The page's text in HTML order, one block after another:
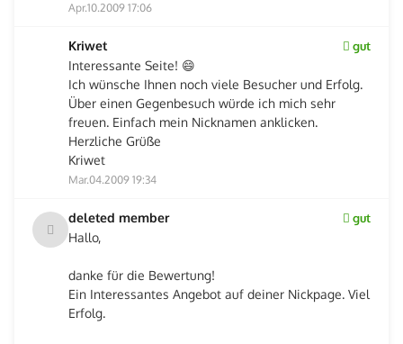
Apr.10.2009 17:06
Kriwet gut
Interessante Seite! 😄
Ich wünsche Ihnen noch viele Besucher und Erfolg.
Über einen Gegenbesuch würde ich mich sehr
freuen. Einfach mein Nicknamen anklicken.
Herzliche Grüße
Kriwet
Mar.04.2009 19:34
deleted member gut
Hallo,
danke für die Bewertung!
Ein Interessantes Angebot auf deiner Nickpage. Viel
Erfolg.